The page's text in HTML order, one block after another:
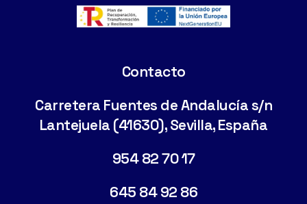
Contacto
Carretera Fuentes de Andalucía s/n
Lantejuela (41630), Sevilla, España
954 82 70 17
645 84 92 86